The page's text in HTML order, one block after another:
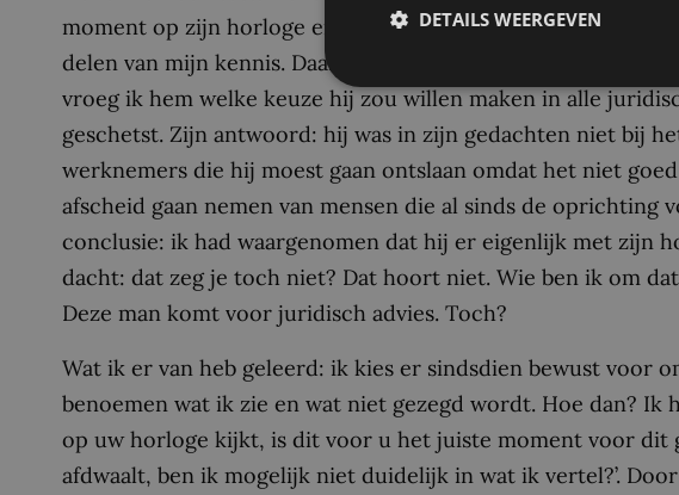
moment op zijn horloge en later dwaalden zijn ogen af. Ik
delen van mijn kennis. Daar kwam deze cliënt immers voor.
vroeg ik hem welke keuze hij zou willen maken in alle
geschetst. Zijn antwoord: hij was in zijn gedachten niet bij
werknemers die hij moest gaan ontslaan omdat het niet
afscheid gaan nemen van mensen die al sinds de oprichting
conclusie: ik had waargenomen dat hij er eigenlijk met zijn
dacht: dat zeg je toch niet? Dat hoort niet. Wie ben ik om
Deze man komt voor juridisch advies. Toch?
Wat ik er van heb geleerd: ik kies er sindsdien bewust voor
benoemen wat ik zie en wat niet gezegd wordt. Hoe dan? Ik
op uw horloge kijkt, is dit voor u het juiste moment voor dit
afdwaalt, ben ik mogelijk niet duidelijk in wat ik vertel?’.
DETAILS WEERGEVEN